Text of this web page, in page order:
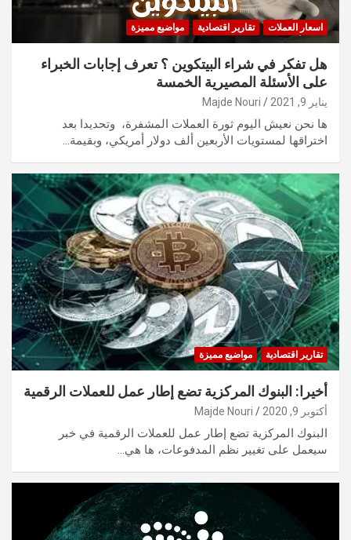
اسعار العملات تقارير اقتصادية مواضيع مميزة
هل تفكر في شراء البيتكوين ؟ تعرف إجابات الخبراء
على الأسئلة المصيرية الخمسة
يناير 9, 2021 Majde Nouri
ها نحن نعيش اليوم ثورة العملات المشفرة، وتحديدا بعد
اختراقها لمستويات الأربعين ألف دولار أمريكي، وبقيمة…
تقارير اقتصادية مواضيع مميزة
أخيرا: البنوك المركزية تضع إطار عمل للعملات الرقمية
أكتوبر 9, 2020 Majde Nouri
البنوك المركزية تضع إطار عمل للعملات الرقمية في خبر
سيعمل على تغيير نظم المدفوعات، ها هي…